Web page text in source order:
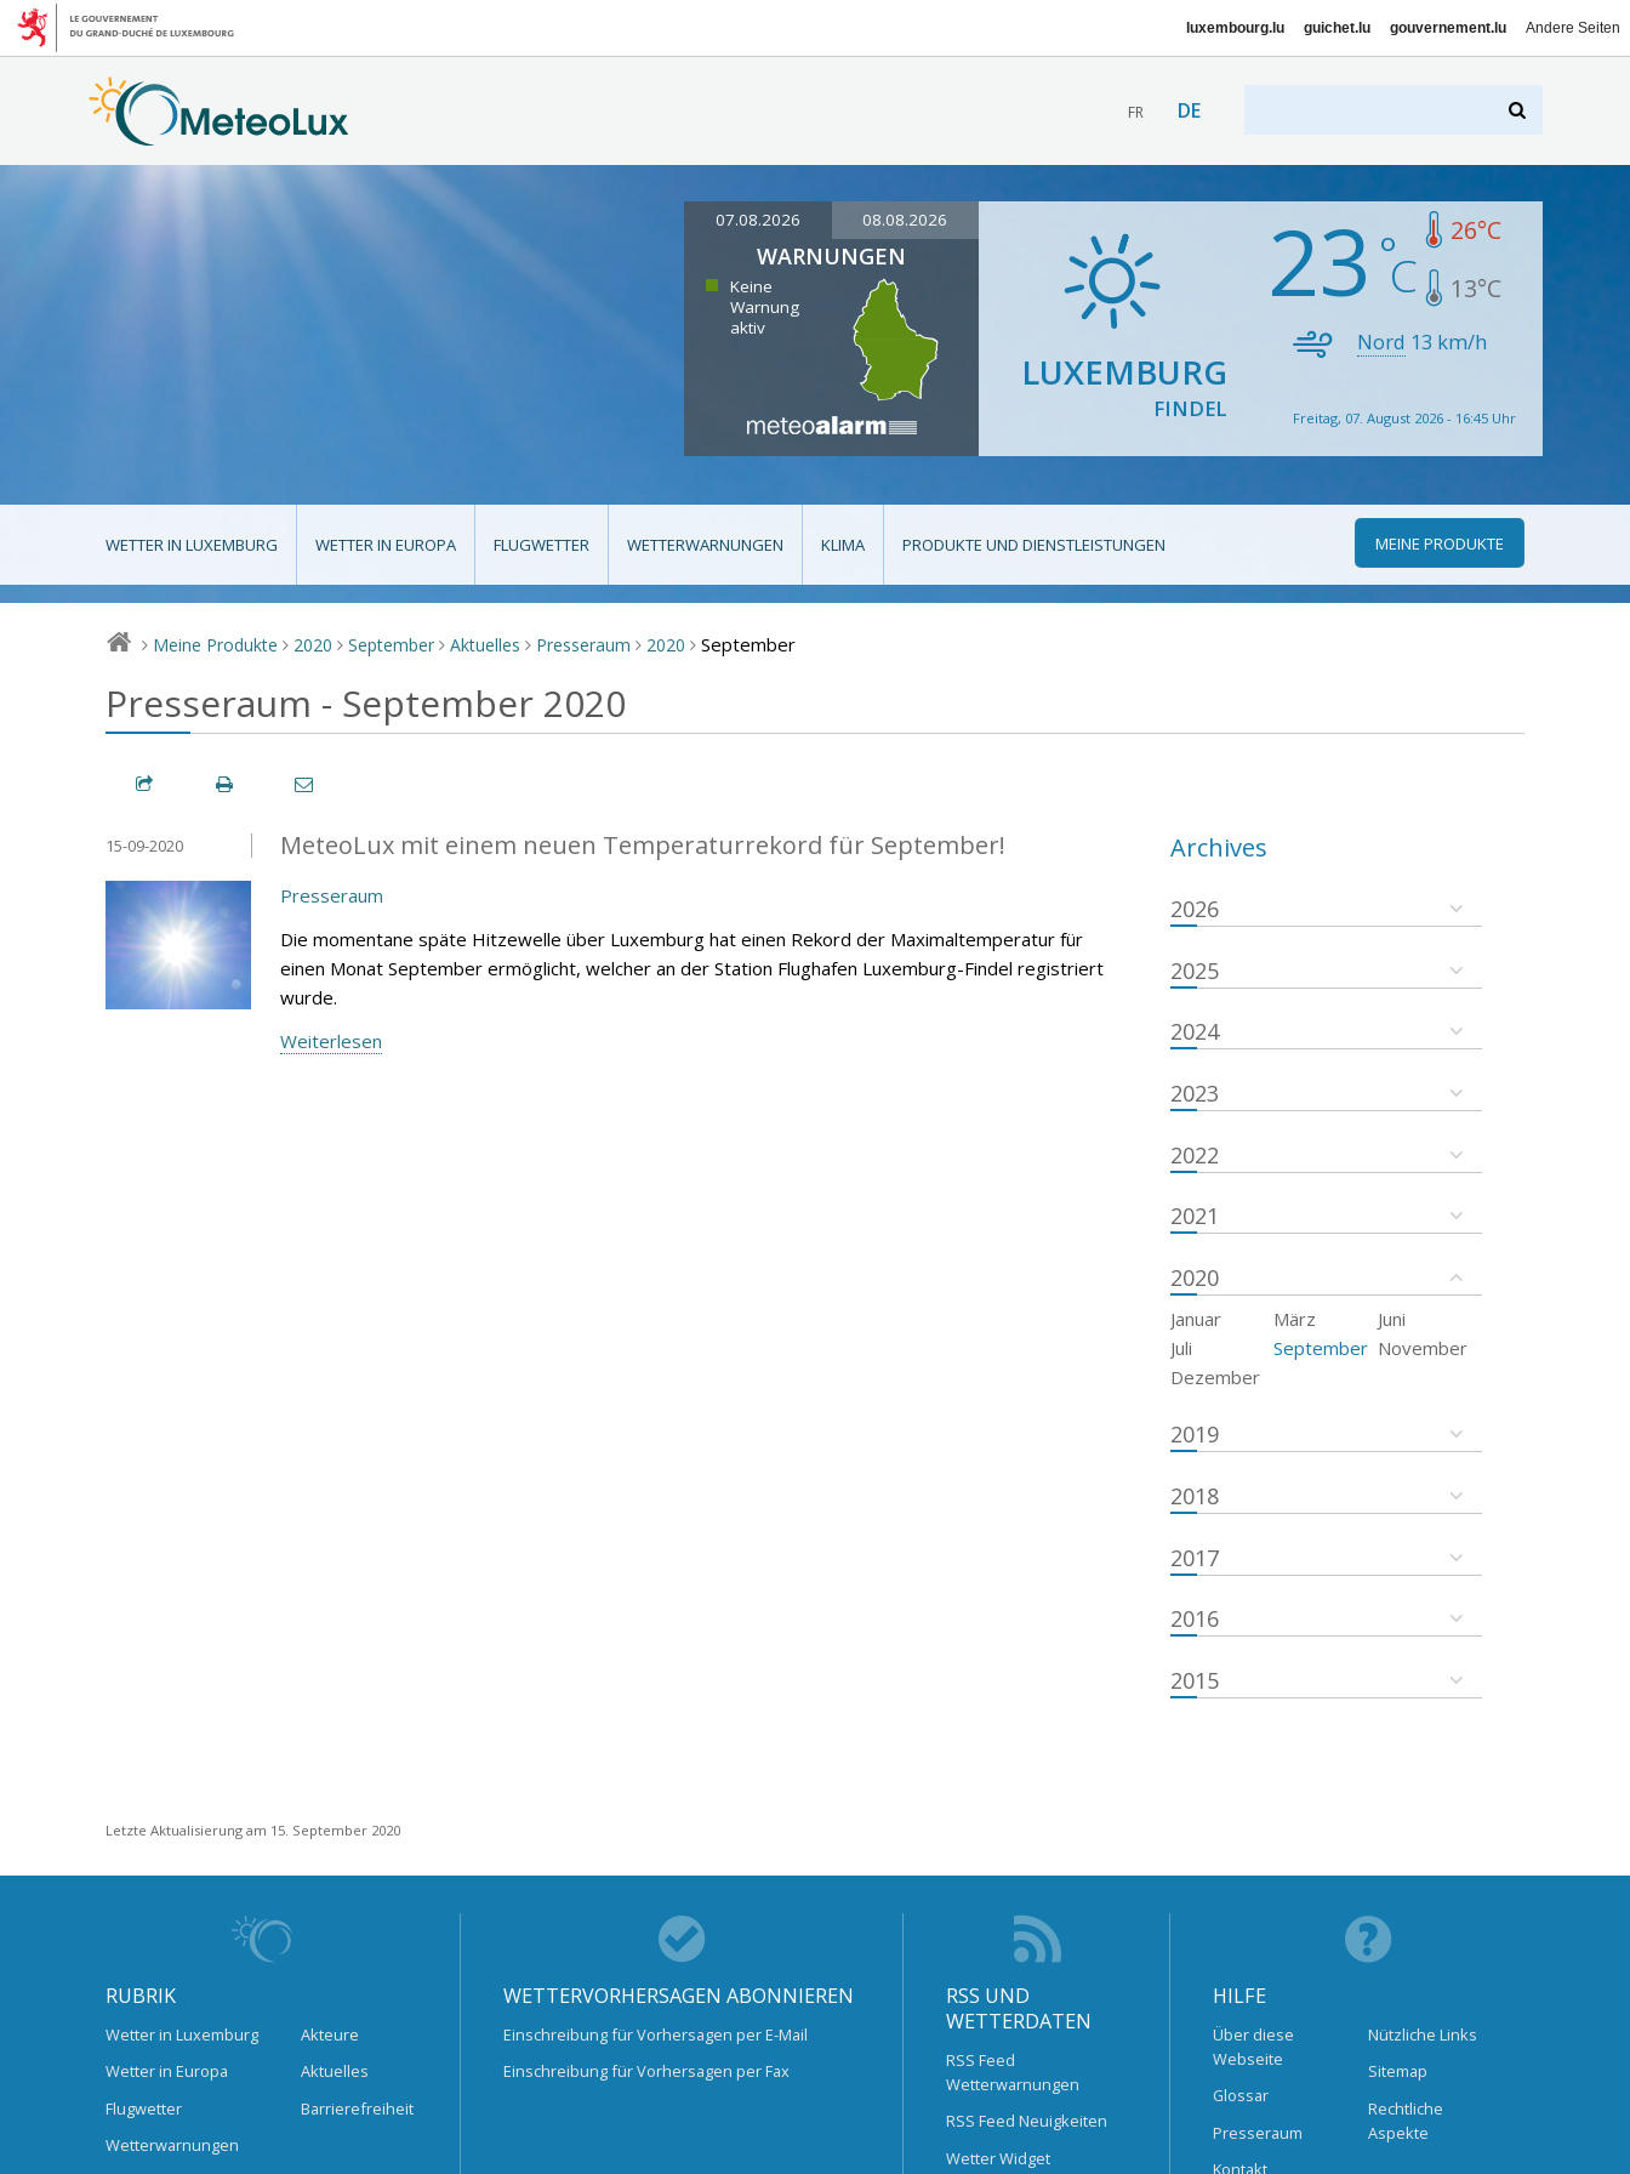
luxembourg.lu guichet.lu gouvernement.lu Andere Seiten
FR DE
07.08.2026 08.08.2026
WARNUNGEN
Keine
Warnung
aktiv
LUXEMBURG
FINDEL
23 26°C
13°C
Nord 13 km/h
Freitag, 07. August 2026 - 16:45 Uhr
WETTER IN LUXEMBURG WETTER IN EUROPA FLUGWETTER WETTERWARNUNGEN KLIMA PRODUKTE UND DIENSTLEISTUNGEN MEINE PRODUKTE
> Meine Produkte > 2020 > September > Aktuelles > Presseraum > 2020 > September
Presseraum - September 2020
MeteoLux mit einem neuen Temperaturrekord für September!
15-09-2020
Presseraum
Die momentane späte Hitzewelle über Luxemburg hat einen Rekord der Maximaltemperatur für
einen Monat September ermöglicht, welcher an der Station Flughafen Luxemburg-Findel registriert
wurde.
Weiterlesen
Archives
2026
2025
2024
2023
2022
2021
2020
Januar März
Juni
Juli
September November
Dezember
2019
2018
2017
2016
2015
Letzte Aktualisierung am 15. September 2020
RUBRIK
Wetter in Luxemburg
Wetter in Europa
Flugwetter
Wetterwarnungen
Akteure
Aktuelles
Barrierefreiheit
WETTERVORHERSAGEN ABONNIEREN
Einschreibung für Vorhersagen per E-Mail
Einschreibung für Vorhersagen per Fax
RSS UND
WETTERDATEN
RSS Feed
Wetterwarnungen
RSS Feed Neuigkeiten
Wetter Widget
HILFE
Über diese
Webseite
Glossar
Presseraum
Kontakt
Nützliche Links
Sitemap
Rechtliche
Aspekte